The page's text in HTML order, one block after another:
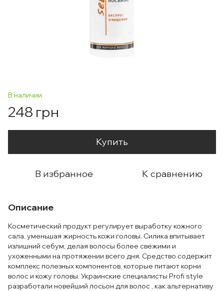
В наличии
248 грн
Купить
В избранное К сравнению
Описание
Косметический продукт регулирует выработку кожного
сала, уменьшая жирность кожи головы. Силика впитывает
излишний себум, делая волосы более свежими и
ухоженными на протяжении всего дня. Средство содержит
комплекс полезных компонентов, которые питают корни
волос и кожу головы. Украинские специалисты Profi style
разработали новейший лосьон для волос , как альтернативу